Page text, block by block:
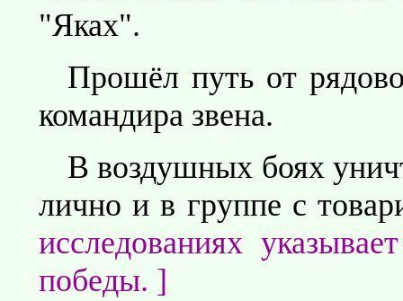
"Яках".
Прошёл путь от
командира звена.
В воздушных боях
лично и в группе с
исследованиях
победы. ]